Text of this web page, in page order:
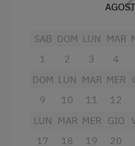
Bambini benvenuti
Attività per bambini
Parco giochi per
Casetta da giardino
Giochi
Servizi dell'alloggio
Fornello
Radio
Vista sulla
Forno
SAB
1
DOM
2
LUN
3
MAR
4
DOM
9
LUN
10
MAR
11
MER
12
LUN
17
MAR
18
MER
19
GIO
20